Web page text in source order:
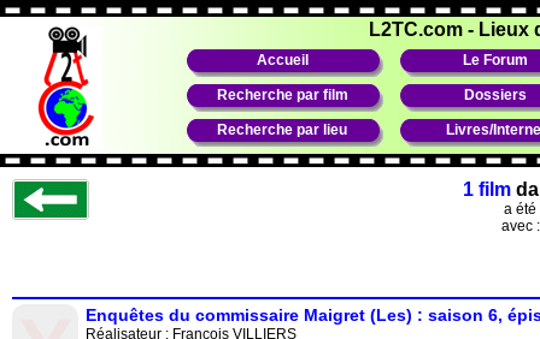
L2TC.com - Lieux
Accueil Le Forum
Recherche par film Dossiers
Recherche par lieu Livres/
1 film
a
avec
Enquêtes du commissaire Maigret (Les) : saison 6,
Réalisateur : François VILLIERS